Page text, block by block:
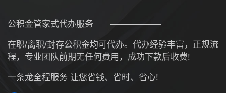
公积金管家式代办服务 ——————
在职/离职/封存公积金均可代办。代办经验丰富，正规流
程，专业团队前期无任何费用，成功下款后收费!
一条龙全程服务 让您省钱、省时、省心!